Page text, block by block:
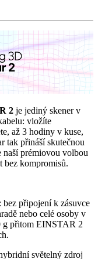
2 je jediný skener v
vložíte
až 3 hodiny v kuse,
tak přináší skutečnou
naší prémiovou volbou
bez kompromisů.
připojení k zásuvce
nebo celé osoby v
g přitom EINSTAR 2
světelný zdroj